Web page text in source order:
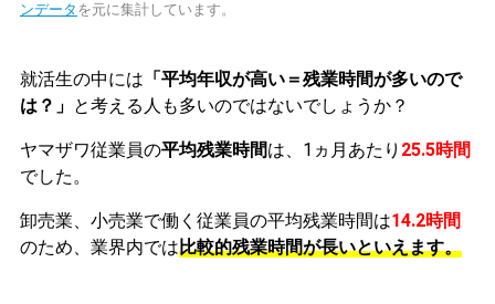
ンデータ を元に集計しています。
就活生の中には 「平均年収が高い＝残業時間が多いので
は？」 と考える人も多いのではないでしょうか？
ヤマザワ従業員の平均残業時間は、1ヵ月あたり 25.5時間
でした。
卸売業、小売業で働く従業員の平均残業時間は14.2時間
のため、業界内では比較的残業時間が長いといえます。